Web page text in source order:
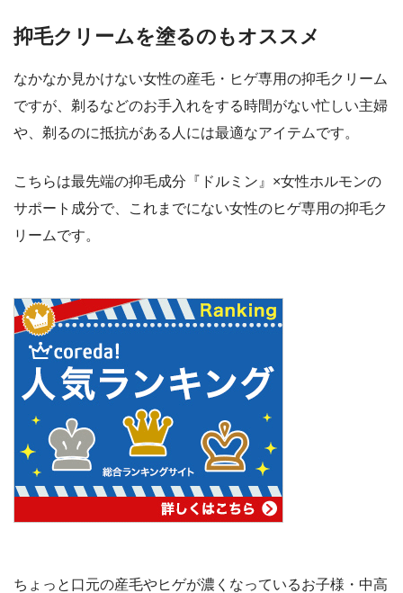
抑毛クリームを塗るのもオススメ
なかなか見かけない女性の産毛・ヒゲ専用の抑毛クリーム
ですが、剃るなどのお手入れをする時間がない忙しい主婦
や、剃るのに抵抗がある人には最適なアイテムです。
こちらは最先端の抑毛成分『ドルミン』×女性ホルモンの
サポート成分で、これまでにない女性のヒゲ専用の抑毛ク
リームです。
ちょっと口元の産毛やヒゲが濃くなっているお子様・中高